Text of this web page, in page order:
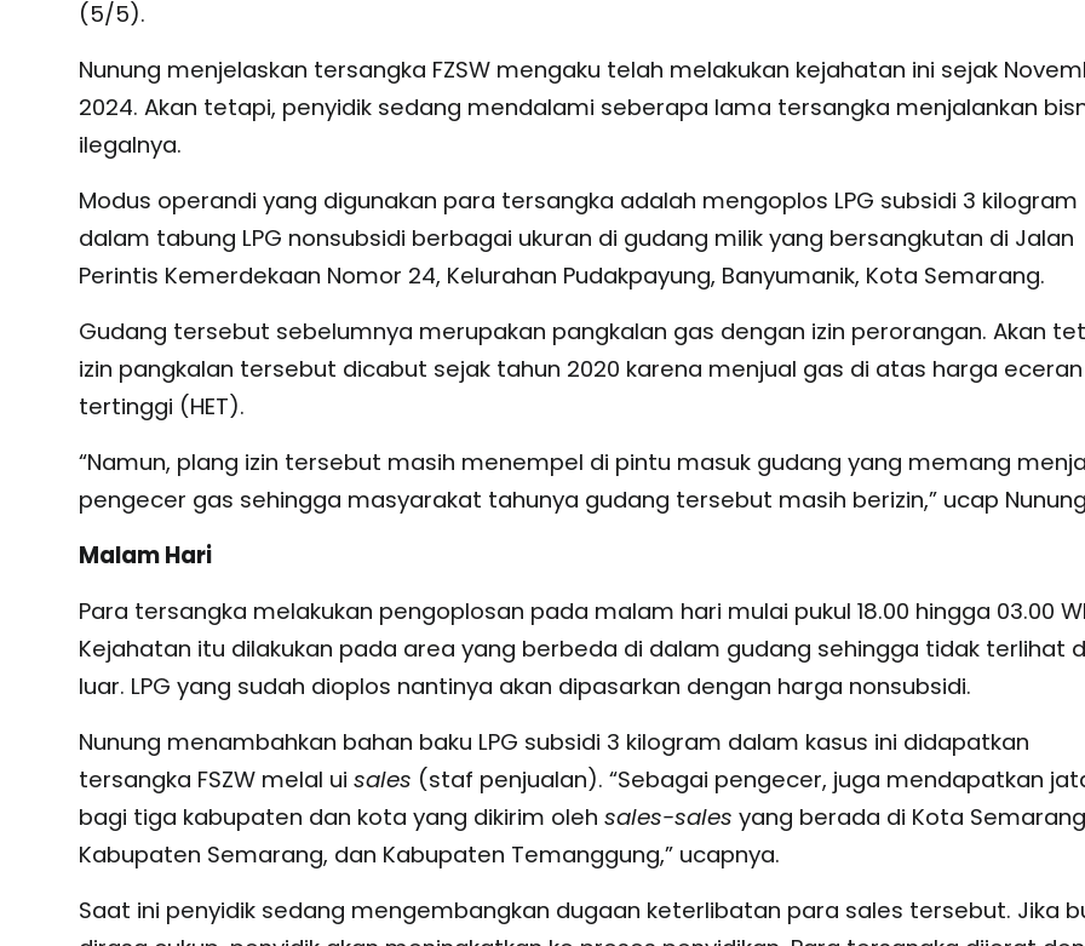
(5/5).
Nunung menjelaskan tersangka FZSW mengaku telah melakukan kejahatan ini sejak
2024. Akan tetapi, penyidik sedang mendalami seberapa lama tersangka menjalankan
ilegalnya.
Modus operandi yang digunakan para tersangka adalah mengoplos LPG subsidi 3 kilogram
dalam tabung LPG nonsubsidi berbagai ukuran di gudang milik yang bersangkutan di Jalan
Perintis Kemerdekaan Nomor 24, Kelurahan Pudakpayung, Banyumanik, Kota Semarang.
Gudang tersebut sebelumnya merupakan pangkalan gas dengan izin perorangan. Akan
izin pangkalan tersebut dicabut sejak tahun 2020 karena menjual gas di atas harga eceran
tertinggi (HET).
“Namun, plang izin tersebut masih menempel di pintu masuk gudang yang memang
pengecer gas sehingga masyarakat tahunya gudang tersebut masih berizin,” ucap
Malam Hari
Para tersangka melakukan pengoplosan pada malam hari mulai pukul 18.00 hingga 03.00
Kejahatan itu dilakukan pada area yang berbeda di dalam gudang sehingga tidak terlihat
luar. LPG yang sudah dioplos nantinya akan dipasarkan dengan harga nonsubsidi.
Nunung menambahkan bahan baku LPG subsidi 3 kilogram dalam kasus ini didapatkan
tersangka FSZW melal ui sales (staf penjualan). “Sebagai pengecer, juga mendapatkan
bagi tiga kabupaten dan kota yang dikirim oleh sales-sales yang berada di Kota
Kabupaten Semarang, dan Kabupaten Temanggung,” ucapnya.
Saat ini penyidik sedang mengembangkan dugaan keterlibatan para sales tersebut. Jika